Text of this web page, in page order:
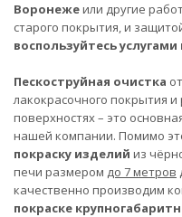
Воронежеили другие
старого покрытия, и
воспользуйтесь
Пескоструйная очистка
лакокрасочного покрытия
поверхностях – это
нашей компании. Помимо
покраску изделий из
печи размером до 7 метров
качественно производим
покраске